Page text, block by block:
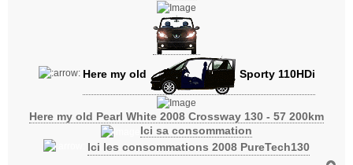
Here my old Sporty 110HDi
Here my old Pearl White 2008 Crossway 130 - 57 200km
Ici sa consommation
Ici les consommations 2008 PureTech130